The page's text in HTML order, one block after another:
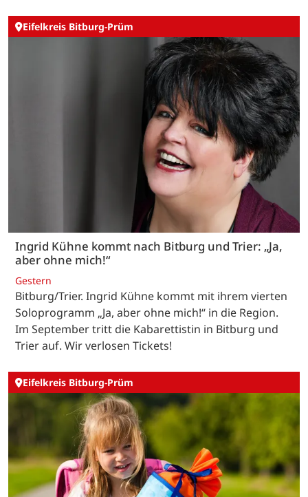
Eifelkreis Bitburg-Prüm
Ingrid Kühne kommt nach Bitburg und Trier: „Ja,
aber ohne mich!“
Gestern
Bitburg/Trier. Ingrid Kühne kommt mit ihrem vierten
Soloprogramm „Ja, aber ohne mich!“ in die Region.
Im September tritt die Kabarettistin in Bitburg und
Trier auf. Wir verlosen Tickets!
Eifelkreis Bitburg-Prüm